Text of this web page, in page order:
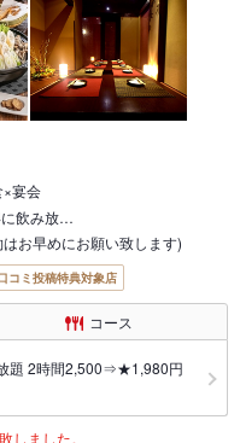
×宴会
飲み放…
お早めにお願い致します)
コミ投稿特典対象店
コース
放題 2時間2,500⇒★1,980円
しました。